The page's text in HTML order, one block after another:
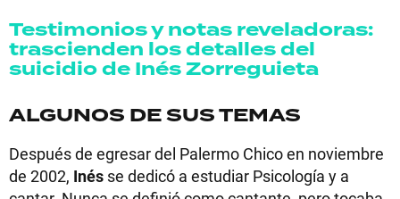
Testimonios y notas reveladoras:
trascienden los detalles del
suicidio de Inés Zorreguieta
ALGUNOS DE SUS TEMAS
Después de egresar del Palermo Chico en noviembre
de 2002, Inés se dedicó a estudiar Psicología y a